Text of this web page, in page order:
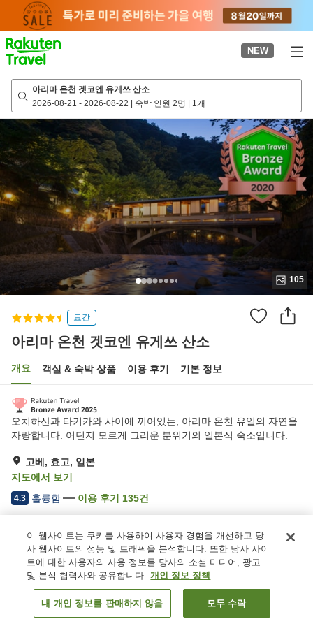
page
NEW
아리마 온천 겟코엔 유게쓰 산소
2026-08-21 - 2026-08-22 | 숙박 인원 2명 | 1개
105
료칸
아리마 온천 겟코엔 유게쓰 산소
개요 객실 & 숙박 상품 이용 후기 기본 정보
오치하산과 타키카와 사이에 끼어있는, 아리마 온천 유일의 자연을
자랑합니다. 어딘지 모르게 그리운 분위기의 일본식 숙소입니다.
고베, 효고, 일본
지도에서 보기
4.3 훌륭함 이용 후기 135건
숙소 편의 시설/서비스
주차장
사우나
스파 / 미용실
바
일본 효고 고베 아리마 온천 겟코엔 유게쓰 산소
객실 보기
이 웹사이트는 쿠키를 사용하여 사용자 경험을 개선하고 당
사 웹사이트의 성능 및 트래픽을 분석합니다. 또한 당사 사이
트에 대한 사용자의 사용 정보를 당사의 소셜 미디어, 광고
및 분석 협력사와 공유합니다. 개인 정보 정책
내 개인 정보를 판매하지 않음 모두 수락